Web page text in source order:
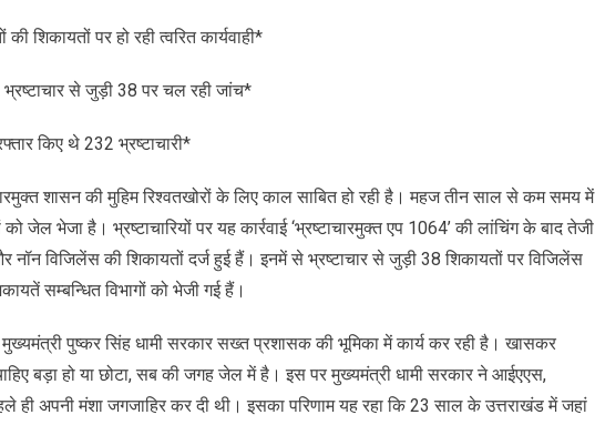
कर
भ्रष्टाचारियों
भेजा
शिकायतों पर हो रही त्वरित कार्यवाही*
से जुड़ी 38 पर चल रही जांच*
किए थे 232 भ्रष्टाचारी*
शासन की मुहिम रिश्वतखोरों के लिए काल साबित हो रही है। महज तीन साल से कम समय में
जेल भेजा है। भ्रष्टाचारियों पर यह कार्रवाई ‘भ्रष्टाचारमुक्त एप 1064’ की लांचिंग के बाद तेजी
विजिलेंस की शिकायतों दर्ज हुई हैं। इनमें से भ्रष्टाचार से जुड़ी 38 शिकायतों पर विजिलेंस
सम्बन्धित विभागों को भेजी गई हैं।
पुष्कर सिंह धामी सरकार सख्त प्रशासक की भूमिका में कार्य कर रही है। खासकर
बड़ा हो या छोटा, सब की जगह जेल में है। इस पर मुख्यमंत्री धामी सरकार ने आईएएस,
अपनी मंशा जगजाहिर कर दी थी। इसका परिणाम यह रहा कि 23 साल के उत्तराखंड में जहां